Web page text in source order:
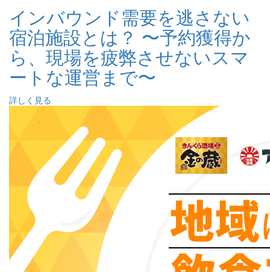
インバウンド需要を逃さない
宿泊施設とは？ 〜予約獲得か
ら、現場を疲弊させないスマ
ートな運営まで〜
詳しく見る